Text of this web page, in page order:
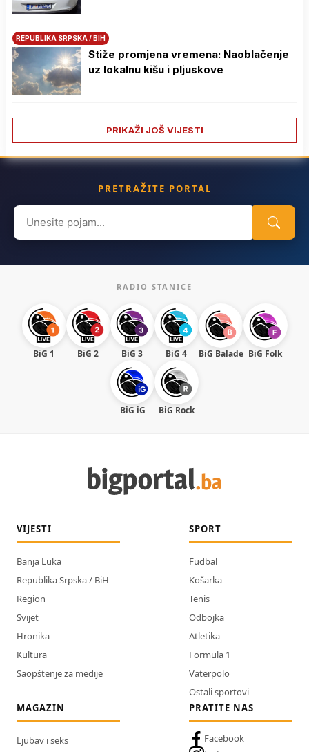
REPUBLIKA SRPSKA / BIH
Stiže promjena vremena: Naoblačenje
uz lokalnu kišu i pljuskove
PRIKAŽI JOŠ VIJESTI
PRETRAŽITE PORTAL
Search
for:
RADIO STANICE
BiG 1 BiG 2 BiG 3 BiG 4 BiG Balade BiG Folk
BiG iG BiG Rock
VIJESTI
Banja Luka
Republika Srpska / BiH
Region
Svijet
Hronika
Kultura
Saopštenje za medije
SPORT
Fudbal
Košarka
Tenis
Odbojka
Atletika
Formula 1
Vaterpolo
Ostali sportovi
MAGAZIN
Ljubav i seks
PRATITE NAS
Facebook